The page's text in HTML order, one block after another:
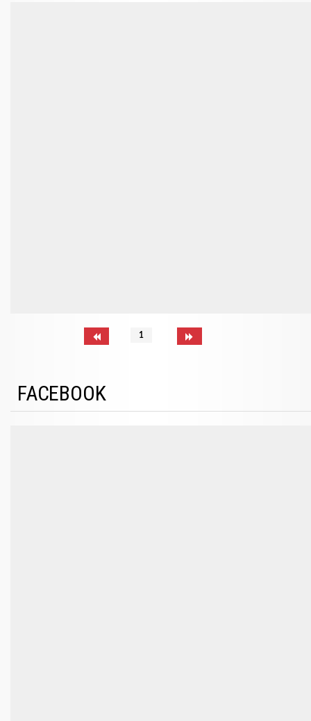
1
FACEBOOK